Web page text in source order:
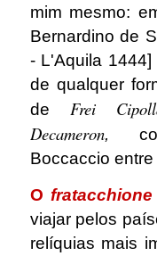
mim mesmo:
Bernardino de
- L'Aquila
de qualquer
de Frei
Decameron,
Boccaccio
O fratacchione
viajar pelos
relíquias mais